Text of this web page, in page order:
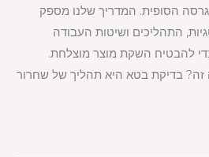
הסופית. המדריך שלנו מספק
התהליכים ושיטות העבודה
להבטיח השקת מוצר מוצלחת.
זה? בדיקת בטא היא תהליך של שחרור